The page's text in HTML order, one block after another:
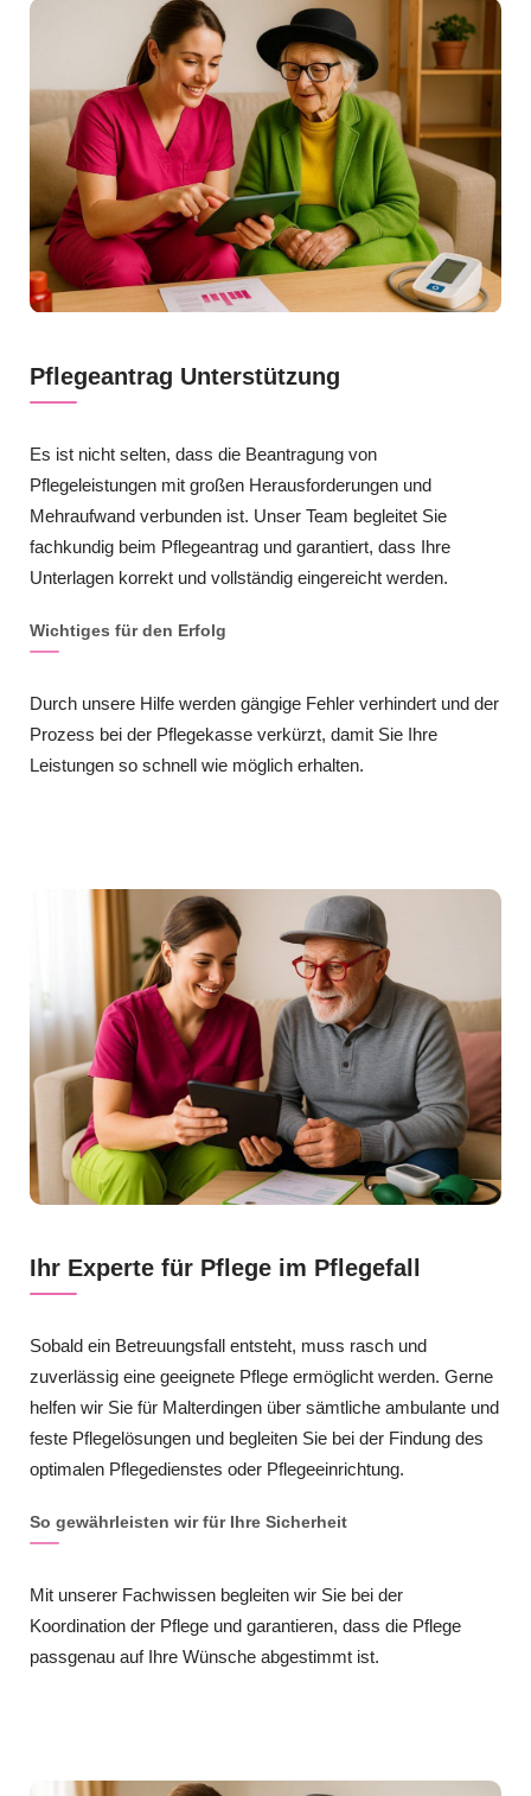
Pflegeantrag Unterstützung
Es ist nicht selten, dass die Beantragung von
Pflegeleistungen mit großen Herausforderungen und
Mehraufwand verbunden ist. Unser Team begleitet Sie
fachkundig beim Pflegeantrag und garantiert, dass Ihre
Unterlagen korrekt und vollständig eingereicht werden.
Wichtiges für den Erfolg
Durch unsere Hilfe werden gängige Fehler verhindert und der
Prozess bei der Pflegekasse verkürzt, damit Sie Ihre
Leistungen so schnell wie möglich erhalten.
Ihr Experte für Pflege im Pflegefall
Sobald ein Betreuungsfall entsteht, muss rasch und
zuverlässig eine geeignete Pflege ermöglicht werden. Gerne
helfen wir Sie für Malterdingen über sämtliche ambulante und
feste Pflegelösungen und begleiten Sie bei der Findung des
optimalen Pflegedienstes oder Pflegeeinrichtung.
So gewährleisten wir für Ihre Sicherheit
Mit unserer Fachwissen begleiten wir Sie bei der
Koordination der Pflege und garantieren, dass die Pflege
passgenau auf Ihre Wünsche abgestimmt ist.